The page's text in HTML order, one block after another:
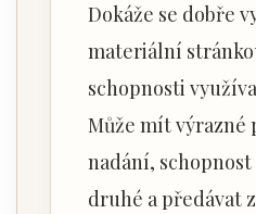
Dokáže se dobře
materiální
schopnosti
Může mít výrazné
nadání,
druhé a předávat